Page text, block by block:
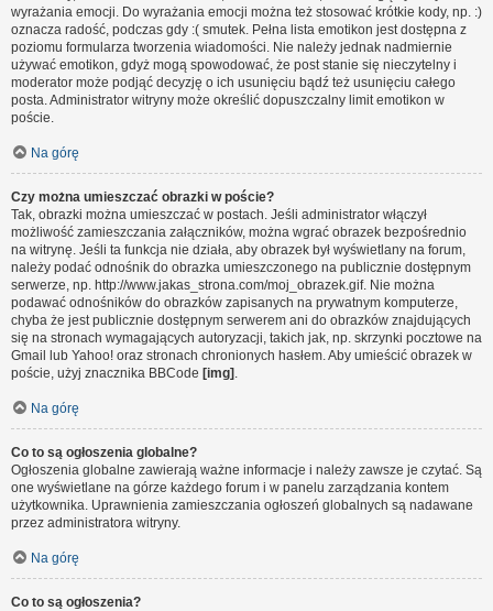
wyrażania emocji. Do wyrażania emocji można też stosować krótkie kody, np. :)
oznacza radość, podczas gdy :( smutek. Pełna lista emotikon jest dostępna z
poziomu formularza tworzenia wiadomości. Nie należy jednak nadmiernie
używać emotikon, gdyż mogą spowodować, że post stanie się nieczytelny i
moderator może podjąć decyzję o ich usunięciu bądź też usunięciu całego
posta. Administrator witryny może określić dopuszczalny limit emotikon w
poście.
Na górę
Czy można umieszczać obrazki w poście?
Tak, obrazki można umieszczać w postach. Jeśli administrator włączył
możliwość zamieszczania załączników, można wgrać obrazek bezpośrednio
na witrynę. Jeśli ta funkcja nie działa, aby obrazek był wyświetlany na forum,
należy podać odnośnik do obrazka umieszczonego na publicznie dostępnym
serwerze, np. http://www.jakas_strona.com/moj_obrazek.gif. Nie można
podawać odnośników do obrazków zapisanych na prywatnym komputerze,
chyba że jest publicznie dostępnym serwerem ani do obrazków znajdujących
się na stronach wymagających autoryzacji, takich jak, np. skrzynki pocztowe na
Gmail lub Yahoo! oraz stronach chronionych hasłem. Aby umieścić obrazek w
poście, użyj znacznika BBCode [img] .
Na górę
Co to są ogłoszenia globalne?
Ogłoszenia globalne zawierają ważne informacje i należy zawsze je czytać. Są
one wyświetlane na górze każdego forum i w panelu zarządzania kontem
użytkownika. Uprawnienia zamieszczania ogłoszeń globalnych są nadawane
przez administratora witryny.
Na górę
Co to są ogłoszenia?